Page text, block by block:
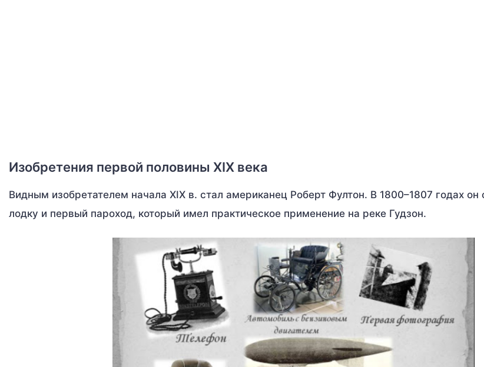
Изобретения первой половины XIX века
Видным изобретателем начала XIX в. стал американец Роберт Фултон. В 1800–1807 годах
лодку и первый пароход, который имел практическое применение на реке Гудзон.